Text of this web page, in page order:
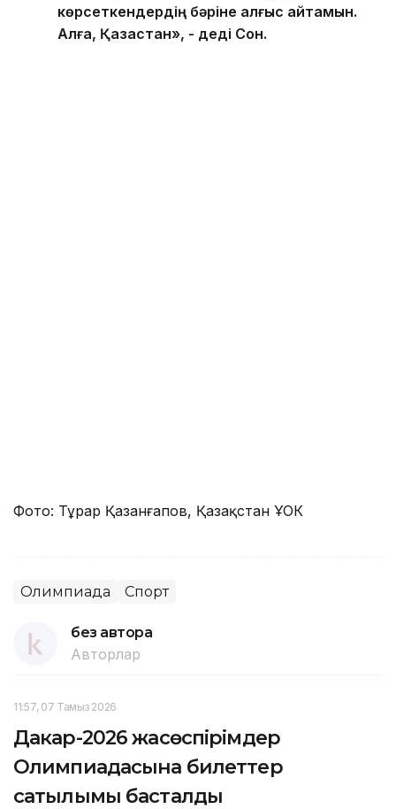
көрсеткендердің бәріне алғыс айтамын.
Алға, Қазақстан», - деді Сон.
Фото: Тұрар Қазанғапов, Қазақстан ҰОК
Олимпиада Спорт
без автора
Авторлар
11:57, 07 Тамыз 2026
Дакар-2026 жасөспірімдер
Олимпиадасына билеттер
сатылымы басталды